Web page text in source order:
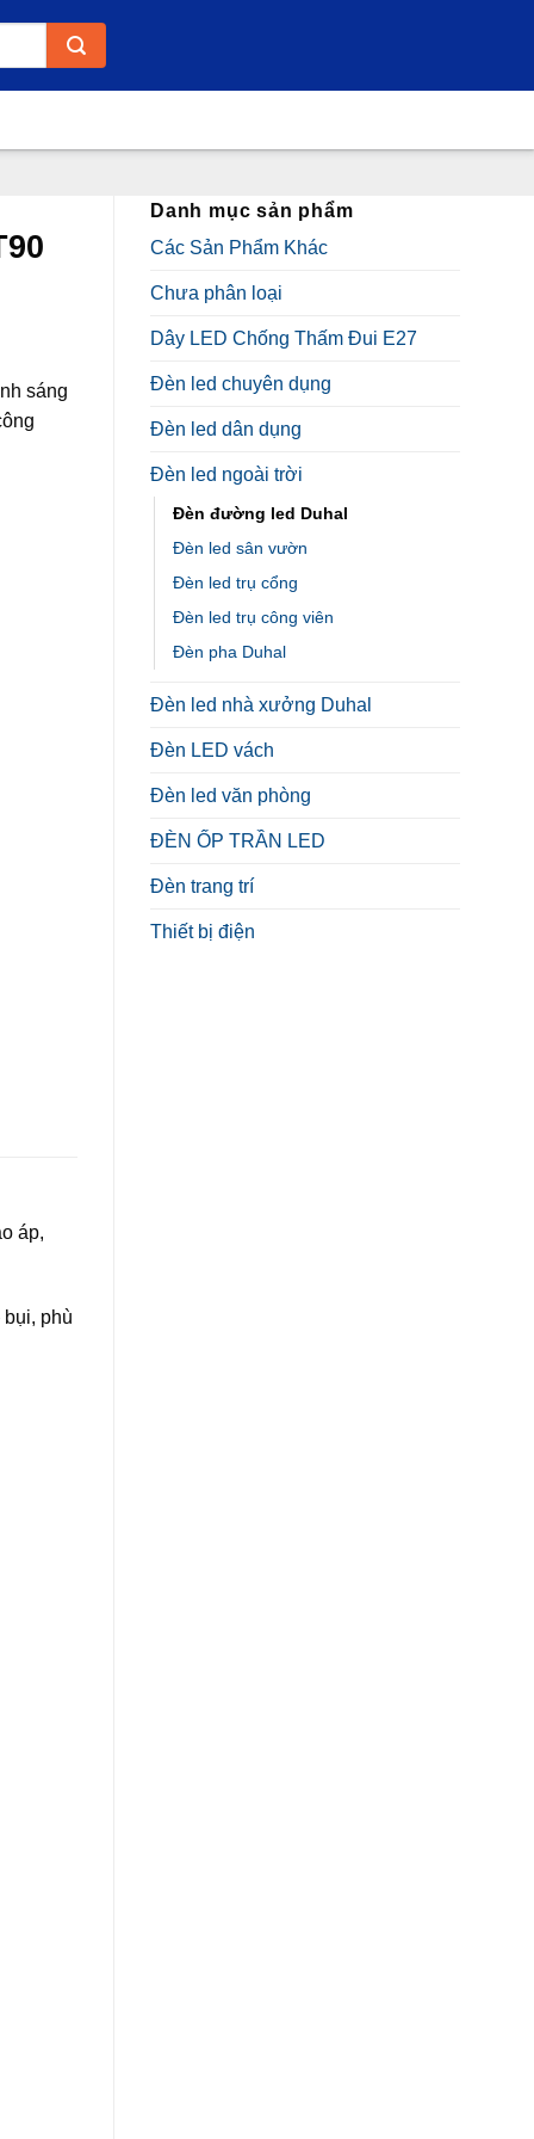
Danh mục sản phẩm
Các Sản Phẩm Khác
Chưa phân loại
Dây LED Chống Thấm Đui E27
Đèn led chuyên dụng
Đèn led dân dụng
Đèn led ngoài trời
Đèn đường led Duhal
Đèn led sân vườn
Đèn led trụ cổng
Đèn led trụ công viên
Đèn pha Duhal
Đèn led nhà xưởng Duhal
Đèn LED vách
Đèn led văn phòng
ĐÈN ỐP TRẦN LED
Đèn trang trí
Thiết bị điện
sáng
áp,
phù